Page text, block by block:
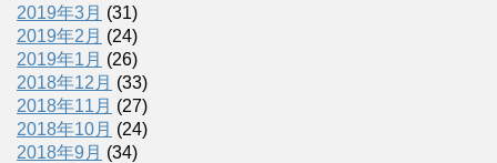
2019年3月 (31)
2019年2月 (24)
2019年1月 (26)
2018年12月 (33)
2018年11月 (27)
2018年10月 (24)
2018年9月 (34)